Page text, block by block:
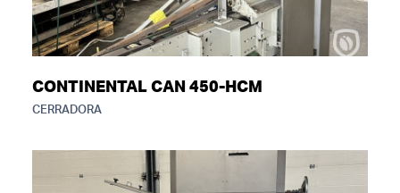
CONTINENTAL CAN 450-HCM
CERRADORA